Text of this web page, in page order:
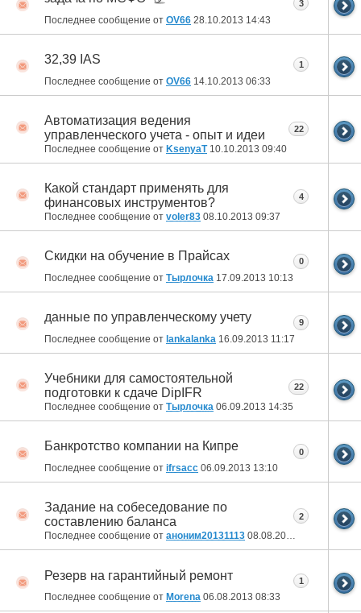
Последнее сообщение от OV66 28.10.2013 14:43
3
32,39 IAS
Последнее сообщение от OV66 14.10.2013 06:33
1
Автоматизация ведения
управленческого учета - опыт и идеи
Последнее сообщение от KsenyaT10.10.2013 09:40
22
Какой стандарт применять для
финансовых инструментов?
Последнее сообщение от voler83 08.10.2013 09:37
4
Скидки на обучение в Прайсах
Последнее сообщение от Тырлочка 17.09.2013 10:13
0
данные по управленческому учету
Последнее сообщение от lankalanka 16.09.2013 11:17
9
Учебники для самостоятельной
подготовки к сдаче DipIFR
Последнее сообщение от Тырлочка 06.09.2013 14:35
22
Банкротство компании на Кипре
Последнее сообщение от ifrsacc 06.09.2013 13:10
0
Задание на собеседование по
составлению баланса
Последнее сообщение от аноним20131113 08.08.2013
2
Резерв на гарантийный ремонт
Последнее сообщение от Morena 06.08.2013 08:33
1